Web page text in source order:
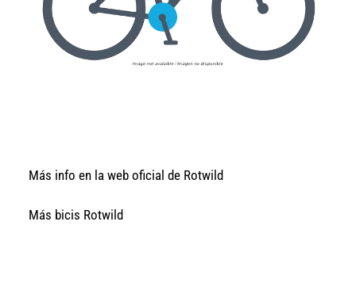
Más info en la web oficial de Rotwild
Más bicis Rotwild